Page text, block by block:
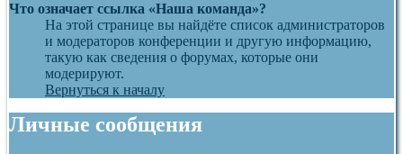
Что означает ссылка «Наша команда»?
На этой странице вы найдёте список администраторов
и модераторов конференции и другую информацию,
такую как сведения о форумах, которые они
модерируют.
Вернуться к началу
Личные сообщения